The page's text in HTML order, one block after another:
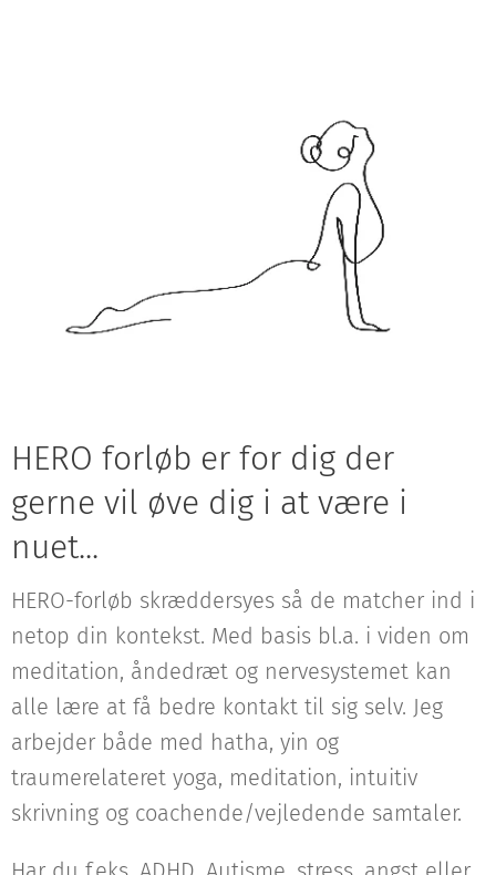
HERO forløb er for dig der
gerne vil øve dig i at være i
nuet...
HERO-forløb skræddersyes så de matcher ind i
netop din kontekst. Med basis bl.a. i viden om
meditation, åndedræt og nervesystemet kan
alle lære at få bedre kontakt til sig selv. Jeg
arbejder både med hatha, yin og
traumerelateret yoga, meditation, intuitiv
skrivning og coachende/vejledende samtaler.